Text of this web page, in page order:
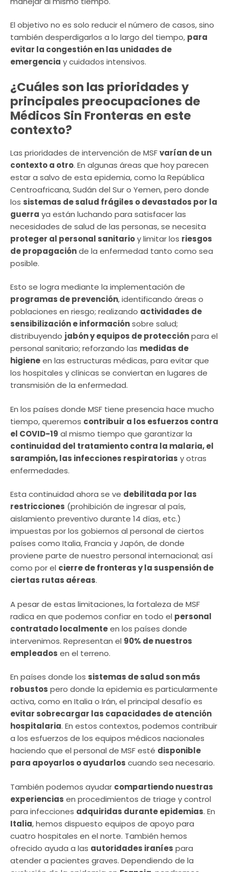
El objetivo no es solo reducir el número de casos, sino
también desperdigarlos a lo largo del tiempo, para
evitar la congestión en las unidades de
emergencia y cuidados intensivos.
¿Cuáles son las prioridades y
principales preocupaciones de
Médicos Sin Fronteras en este
contexto?
Las prioridades de intervención de MSFvarían de un
contexto a otro. En algunas áreas que hoy parecen
estar a salvo de esta epidemia, como la República
Centroafricana, Sudán del Sur o Yemen, pero donde
los sistemas de salud frágiles o devastados por la
guerra ya están luchando para satisfacer las
necesidades de salud de las personas, se necesita
proteger al personal sanitarioy limitar los riesgos
de propagaciónde la enfermedad tanto como sea
posible.
Esto se logra mediante la implementación de
programas de prevención, identificando áreas o
poblaciones en riesgo; realizando actividades de
sensibilización e informaciónsobre salud;
distribuyendo jabón y equipos de protecciónpara el
personal sanitario; reforzando las medidas de
higieneen las estructuras médicas, para evitar que
los hospitales y clínicas se conviertan en lugares de
transmisión de la enfermedad.
En los países donde MSF tiene presencia hace mucho
tiempo, queremos contribuir a los esfuerzos contra
el COVID-19 al mismo tiempo que garantizar la
continuidad del tratamiento contra la malaria, el
sarampión, las infecciones respiratorias y otras
enfermedades.
Esta continuidad ahora se ve debilitada por las
restricciones (prohibición de ingresar al país,
aislamiento preventivo durante 14 días, etc.)
impuestas por los gobiernos al personal de ciertos
países como Italia, Francia y Japón, de donde
proviene parte de nuestro personal internacional; así
como por el cierre de fronteras y la suspensión de
ciertas rutas aéreas.
A pesar de estas limitaciones, la fortaleza de MSF
radica en que podemos confiar en todo el personal
contratado localmenteen los países donde
intervenimos. Representan el 90% de nuestros
empleados en el terreno.
En países donde los sistemas de salud son más
robustos pero donde la epidemia es particularmente
activa, como en Italia o Irán, el principal desafío es
evitar sobrecargar las capacidades de atención
hospitalaria. En estos contextos, podemos contribuir
a los esfuerzos de los equipos médicos nacionales
haciendo que el personal de MSF esté disponible
para apoyarlos o ayudarlos cuando sea necesario.
También podemos ayudar compartiendo nuestras
experiencias en procedimientos de triage y control
para infecciones adquiridas durante epidemias. En
Italia, hemos dispuesto equipos de apoyo para
cuatro hospitales en el norte. También hemos
ofrecido ayuda a las autoridades iraníes para
atender a pacientes graves. Dependiendo de la